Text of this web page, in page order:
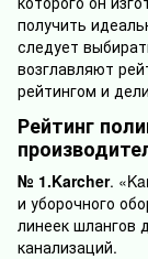
получить
следует
возглавляют
рейтингом и
Рейтинг
№ 1.Karcher.
и уборочного
линеек шлангов
канализаций.